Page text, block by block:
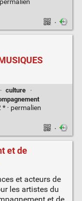
·
· culture
·
· permalien
·
et de
et acteurs de
les artistes du
et de